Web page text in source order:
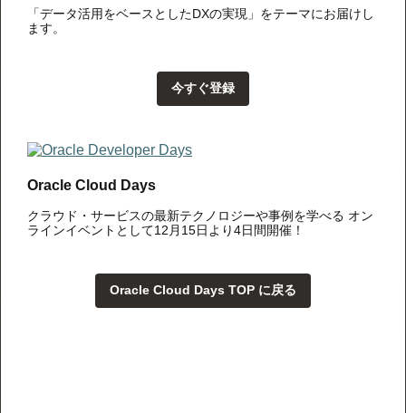
「データ活用をベースとしたDXの実現」をテーマにお届けし
ます。
今すぐ登録
Oracle Cloud Days
クラウド・サービスの最新テクノロジーや事例を学べる オン
ラインイベントとして12月15日より4日間開催！
Oracle Cloud Days TOP に戻る